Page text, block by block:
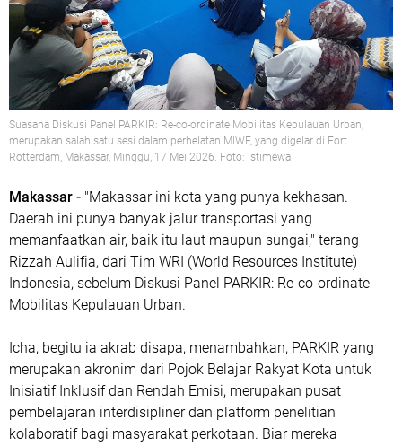
Suasana Diskusi Panel PARKIR: Re-co-ordinate Mobilitas Kepulauan Urban,
merupakan salah satu sesi dalam perhelatan MIWF, yang digelar di Fort
Rotterdam, Makassar, Minggu, 17 Mei 2026. Foto: Istimewa
Makassar - "Makassar ini kota yang punya kekhasan.
Daerah ini punya banyak jalur transportasi yang
memanfaatkan air, baik itu laut maupun sungai," terang
Rizzah Aulifia, dari Tim WRI (World Resources Institute)
Indonesia, sebelum Diskusi Panel PARKIR: Re-co-ordinate
Mobilitas Kepulauan Urban.
Icha, begitu ia akrab disapa, menambahkan, PARKIR yang
merupakan akronim dari Pojok Belajar Rakyat Kota untuk
Inisiatif Inklusif dan Rendah Emisi, merupakan pusat
pembelajaran interdisipliner dan platform penelitian
kolaboratif bagi masyarakat perkotaan. Biar mereka